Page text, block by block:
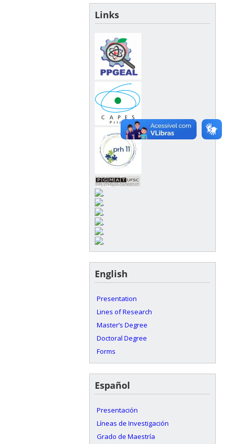
Links
English
Presentation
Lines of Research
Master’s Degree
Doctoral Degree
Forms
Español
Presentación
Líneas de Investigación
Grado de Maestría